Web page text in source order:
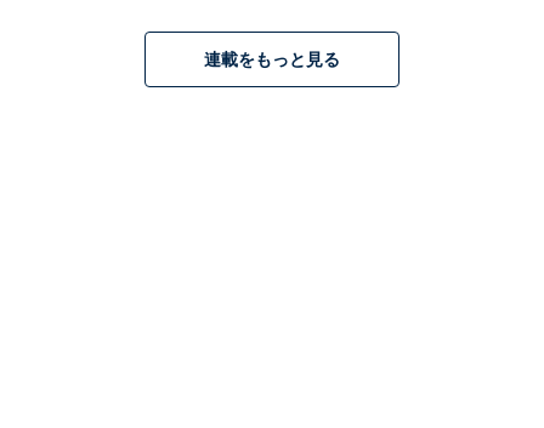
大浴場「天河の湯」や、自然と一体になれる露天風呂な
どで心ゆくまで堪能できます。食事はライブキッチンが
連載をもっと見る